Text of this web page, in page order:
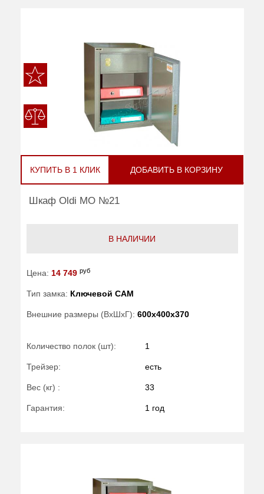
КУПИТЬ В 1 КЛИК ДОБАВИТЬ В КОРЗИНУ
Шкаф Oldi МО №21
В НАЛИЧИИ
Цена: 14 749 руб
Тип замка: Ключевой САМ
Внешние размеры (ВхШхГ): 600x400x370
Количество полок (шт): 1
Трейзер: есть
Вес (кг) : 33
Гарантия: 1 год